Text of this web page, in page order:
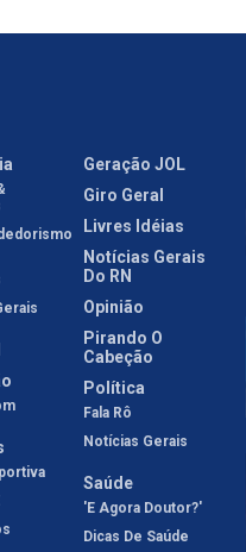
Geração JOL
Giro Geral
Livres Idéias
Notícias Gerais
Do RN
Opinião
Pirando O
Cabeção
Política
Fala Rô
Notícias Gerais
Saúde
'E Agora Doutor?'
Dicas De Saúde